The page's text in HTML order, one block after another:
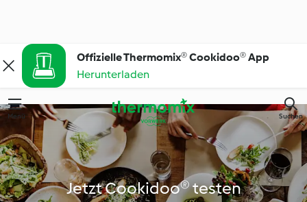
Offizielle Thermomix® Cookidoo® App
Herunterladen
Menü Suchen
Jetzt Cookidoo® testen